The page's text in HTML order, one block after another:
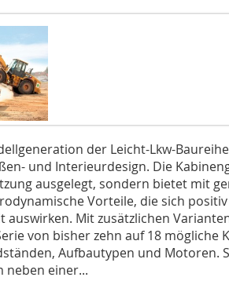
der Leicht-Lkw-
und Interieurdesign. Die
ausgelegt, sondern bietet mit
Vorteile, die sich
auswirken. Mit zusätzlichen
von bisher zehn auf 18 mögliche
Aufbautypen und Motoren.
neben einer...